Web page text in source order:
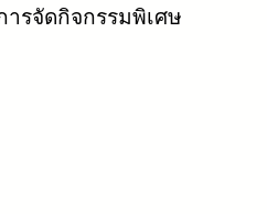
รจัดกิจกรรมพิเศษ